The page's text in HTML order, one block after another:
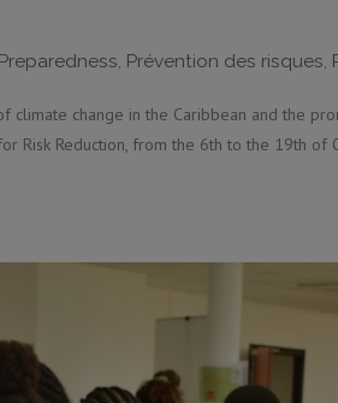
, Prévention des risques,
climate change in the Caribbean and the
Risk Reduction, from the 6th to the 19th of